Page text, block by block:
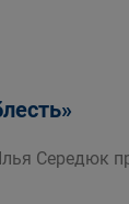
Середюк